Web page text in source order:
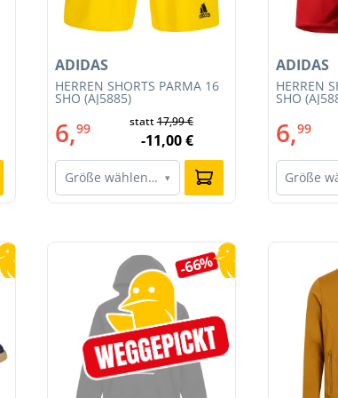
HERREN SHORTS PARMA 16
SHO (AJ5885)
ADIDAS
6,99 statt17,99 €
-11,00 €
Größe wählen… ▾
HERREN
SHO
ADIDAS
6,99
Größe
-66%